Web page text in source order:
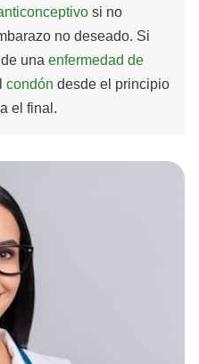
si no
no deseado. Si
una enfermedad de
condón desde el principio
el final.